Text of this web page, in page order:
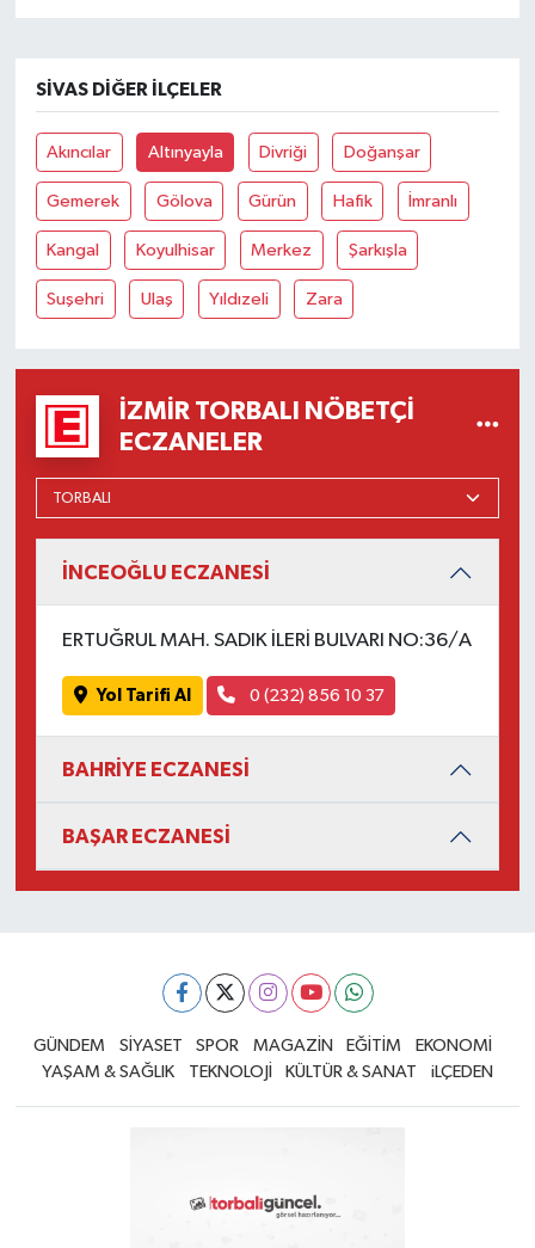
SIVAS DIĞER İLÇELER
Akıncılar Altınyayla Divriği Doğanşar
Gemerek Gölova Gürün Hafik İmranlı
Kangal Koyulhisar Merkez Şarkışla
Suşehri Ulaş Yıldızeli Zara
İZMIR TORBALI NÖBETÇI
ECZANELER
İNCEOĞLU ECZANESİ
ERTUĞRUL MAH. SADIK İLERİ BULVARI NO:36/A
Yol Tarifi Al 0 (232) 856 10 37
BAHRİYE ECZANESİ
BAŞAR ECZANESİ
GÜNDEM SİYASET SPOR MAGAZİN EĞİTİM
EKONOMİ
YAŞAM & SAĞLIK
TEKNOLOJİ KÜLTÜR & SANAT iLÇEDEN